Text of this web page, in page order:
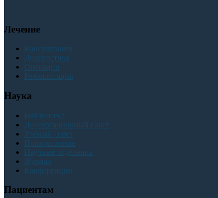
Лечение
Консультации
Диагностика
Операции
Реабилитация
Наука
Библиотека
Диссертационный совет
Учёный совет
Прикрепление
Научные отделения
Журнал
Конференции
Пациентам